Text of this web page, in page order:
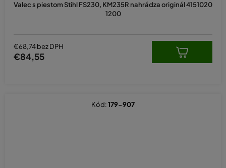
Valec s piestom Stihl FS230, KM235R nahrádza originál 4151020
1200
je
3,0
€68,74 bez DPH
€84,55
Kód:179-907